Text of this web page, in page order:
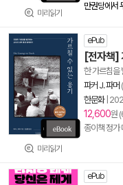
미리읽기
만권당에서
미리읽기
ePub
[전자책]
한 가르침을
파커 J. 파머
한문화|
12,600원
종이책 정가
ePub